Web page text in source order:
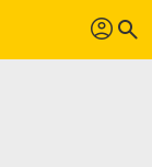
profil search